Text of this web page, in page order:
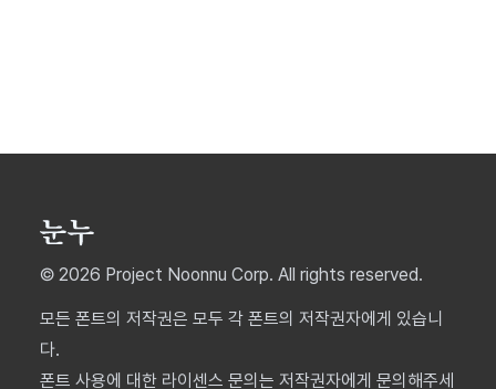
© 2026 Project Noonnu Corp. All rights reserved.
모든 폰트의 저작권은 모두 각 폰트의 저작권자에게 있습니
다.
폰트 사용에 대한 라이센스 문의는 저작권자에게 문의해주세